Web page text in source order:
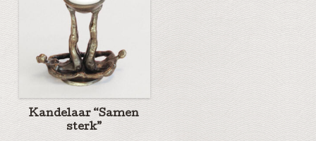
Kandelaar “Samen
sterk”